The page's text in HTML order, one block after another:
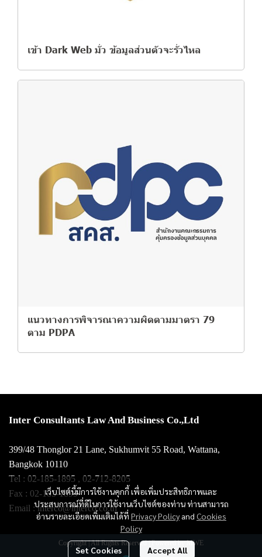
เข้า Dark Web มั่ว ข้อมูลส่วนตัวจะรั่วไหล
แนวทางการพิจารณาความผิดตามมาตรา 79
ตาม PDPA
เว็บไซต์นี้มีการใช้งานคุกกี้ เพื่อเพิ่มประสิทธิภาพและ
ประสบการณ์ที่ดีในการใช้งานเว็บไซต์ของท่าน ท่านสามารถ
อ่านรายละเอียดเพิ่มเติมได้ที่ Privacy Policy and Cookies
Policy
Set Cookies Accept All
Inter Consultants Law And Business Co.,Ltd
399/48 Thonglor 21 Lane, Sukhumvit 55 Road, Wattana,
Bangkok 10110
Tel : 02-185-1895 , 02-712-8205
Fax : 02-185-1899
Email : interco@interco.co.th
Copyright | All Rights Reserved | Powered by MWE